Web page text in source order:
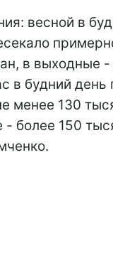
весной в
в выходные -
в будний день
менее 130
- более 150